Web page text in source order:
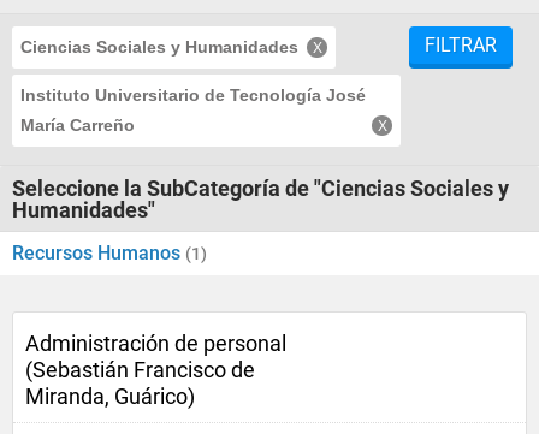
Ciencias Sociales y Humanidades
Instituto Universitario de Tecnología José
María Carreño
FILTRAR
Seleccione la SubCategoría de "Ciencias Sociales y
Humanidades"
Recursos Humanos (1)
Administración de personal
(Sebastián Francisco de
Miranda, Guárico)